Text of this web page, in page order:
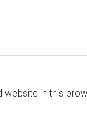
website in this